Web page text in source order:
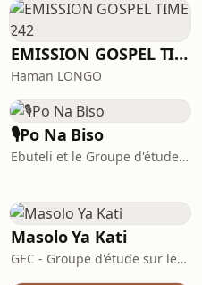
EMISSION GOSPEL TIME 242
Haman LONGO
🎙Po Na Biso
Ebuteli et le Groupe d'étude sur le Congo
Masolo Ya Kati
GEC - Groupe d'étude sur le Congo